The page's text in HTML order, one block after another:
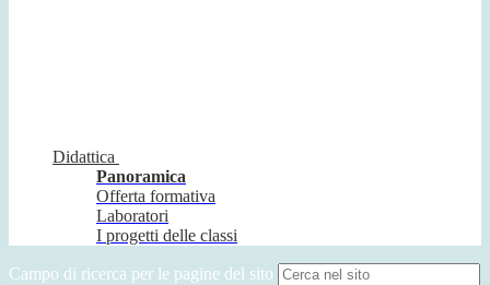
Didattica
Panoramica
Offerta formativa
Laboratori
I progetti delle classi
Campo di ricerca per le pagine del sito